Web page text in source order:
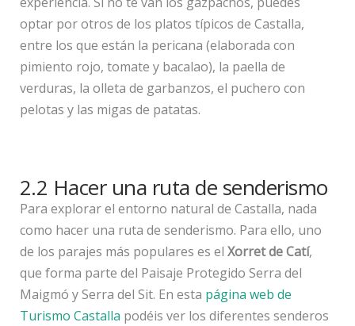
optar por otros de los platos típicos de Castalla,
entre los que están la pericana (elaborada con
pimiento rojo, tomate y bacalao), la paella de
verduras, la olleta de garbanzos, el puchero con
pelotas y las migas de patatas.
2.2 Hacer una ruta de senderismo
Para explorar el entorno natural de Castalla, nada
como hacer una ruta de senderismo. Para ello, uno
de los parajes más populares es el Xorret de Catí,
que forma parte del Paisaje Protegido Serra del
Maigmó y Serra del Sit. En esta página web de
Turismo Castalla podéis ver los diferentes senderos